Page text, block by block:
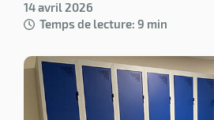
14 avril 2026
Temps de lecture: 9 min